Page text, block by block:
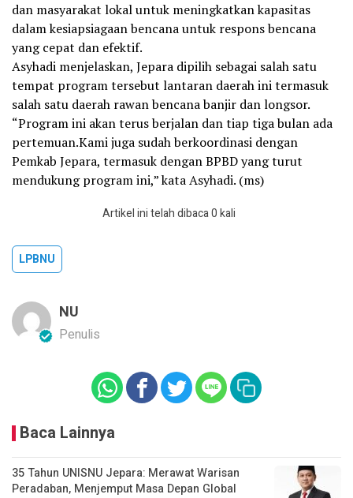
dan masyarakat lokal untuk meningkatkan kapasitas
dalam kesiapsiagaan bencana untuk respons bencana
yang cepat dan efektif.
Asyhadi menjelaskan, Jepara dipilih sebagai salah satu
tempat program tersebut lantaran daerah ini termasuk
salah satu daerah rawan bencana banjir dan longsor.
“Program ini akan terus berjalan dan tiap tiga bulan ada
pertemuan.Kami juga sudah berkoordinasi dengan
Pemkab Jepara, termasuk dengan BPBD yang turut
mendukung program ini,” kata Asyhadi. (ms)
Artikel ini telah dibaca 0 kali
LPBNU
NU
Penulis
Baca Lainnya
35 Tahun UNISNU Jepara: Merawat Warisan
Peradaban, Menjemput Masa Depan Global